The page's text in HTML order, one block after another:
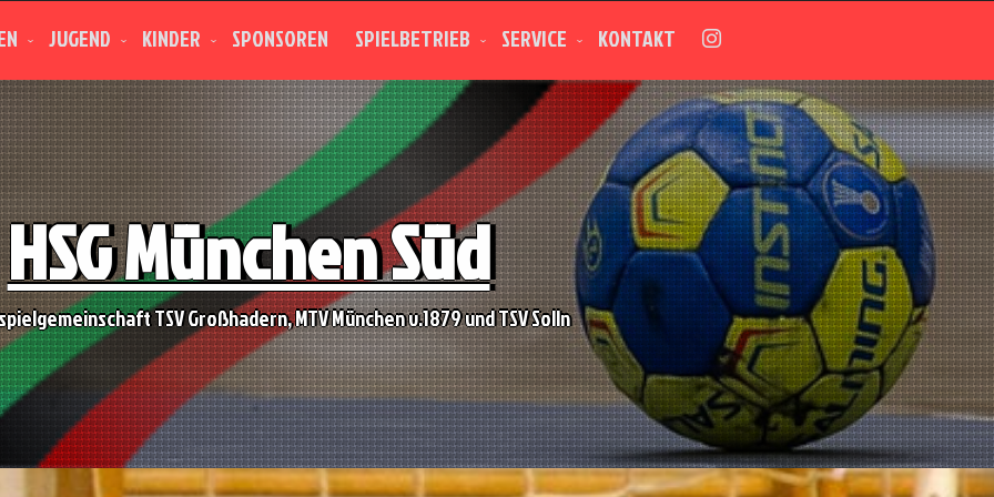
JUGEND KINDER SPONSOREN SPIELBETRIEB SERVICE KONTAKT
HSG München Süd
TSV Großhadern, MTV München v.1879 und TSV Solln